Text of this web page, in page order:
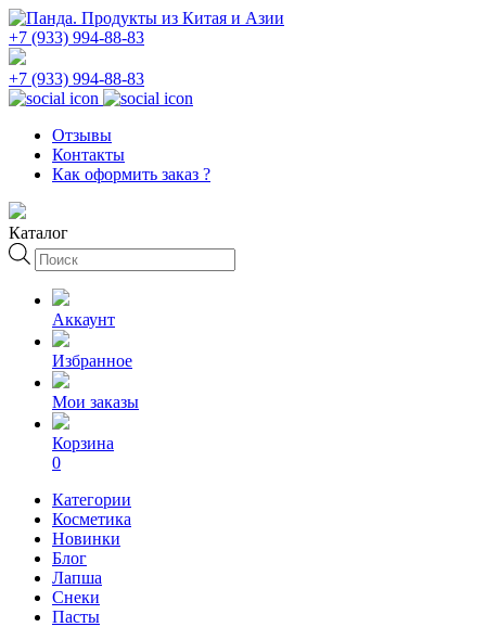
+7 (933) 994-88-83
+7 (933) 994-88-83
Отзывы
Контакты
Как оформить заказ ?
Каталог
Поиск
товаров
Аккаунт
Избранное
Мои заказы
Корзина
0
Категории
Косметика
Новинки
Блог
Лапша
Снеки
Пасты